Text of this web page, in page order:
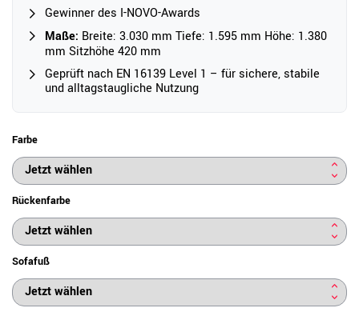
Gewinner des I-NOVO-Awards
Maße: Breite: 3.030 mm Tiefe: 1.595 mm Höhe: 1.380
mm Sitzhöhe 420 mm
Geprüft nach EN 16139 Level 1 – für sichere, stabile
und alltagstaugliche Nutzung
Farbe
Rückenfarbe
Sofafuß